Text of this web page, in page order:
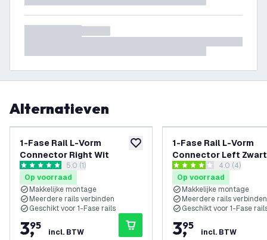
Alternatieven
toevoegen aan verlanglijst
1-Fase Rail L-Vorm
Connector Right Wit
reviews drawer openen
5 score sterren5.0 (1)
Op voorraad
Makkelijke montage
Meerdere rails verbinden
Geschikt voor 1-Fase rails
3,
95
incl. BTW
1-Fase Rail L-Vorm
Connector Left Zwart
reviews
4 score sterren4.0 (4)
Op voorraad
Makkelijke montage
Meerdere rails verbinden
Geschikt voor 1-Fase
3,
95
incl. BTW